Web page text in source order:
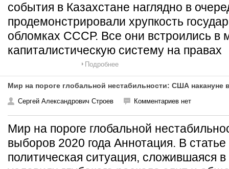
события в Казахстане наглядно в
продемонстрировали хрупкость
обломках СССР. Все они встроились в
капиталистическую систему на правах
Подробнее
Мир на пороге глобальной нестабильности: США накануне
Сергей Александрович Строев Комментариев нет
Мир на пороге глобальной
выборов 2020 года Аннотация. В
политическая ситуация, сложившаяся